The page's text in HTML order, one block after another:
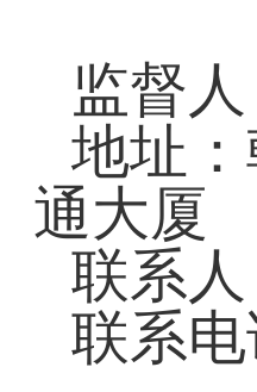
监督
地址
通大厦
联系
联系